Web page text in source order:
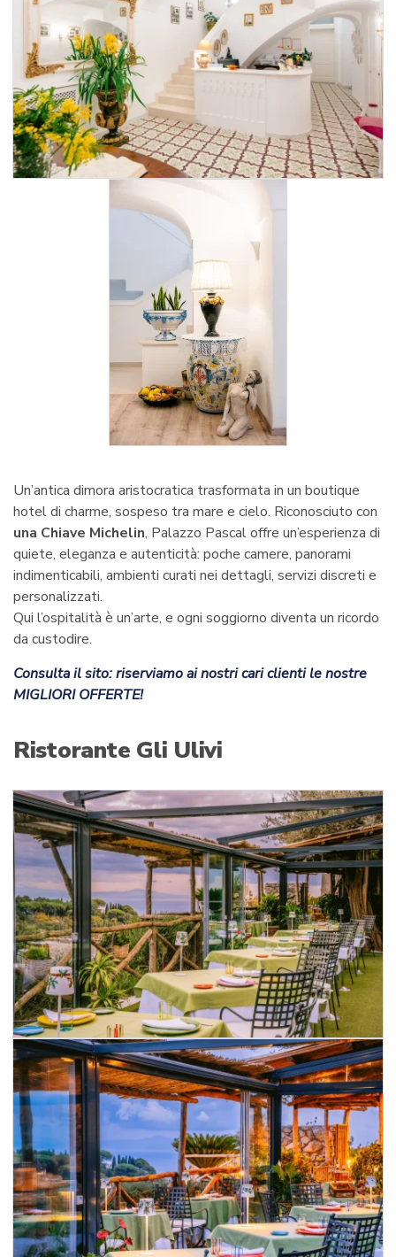
Un’antica dimora aristocratica trasformata in un boutique
hotel di charme, sospeso tra mare e cielo. Riconosciuto con
una Chiave Michelin, Palazzo Pascal offre un’esperienza di
quiete, eleganza e autenticità: poche camere, panorami
indimenticabili, ambienti curati nei dettagli, servizi discreti e
personalizzati.
Qui l’ospitalità è un’arte, e ogni soggiorno diventa un ricordo
da custodire.
Consulta il sito: riserviamo ai nostri cari clienti le nostre
MIGLIORI OFFERTE!
Ristorante Gli Ulivi